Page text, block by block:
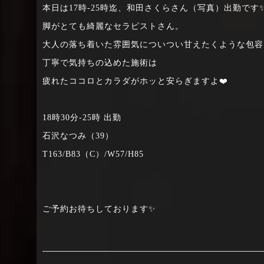
本日は17時-25時迄、和田さくらさん（写真）出勤です
脚がとても綺麗なセラピストさん。
大人の落ち着いた雰囲気についつい甘えたくような包
丁寧で気持ちの込めた施術は
疲れたココロとカラダがホッと安らぎますよ❤️
18時30分-25時 出勤
石沢なつみ（39）
T163/B83（C）/W57/H85
ご予約お待ちしております✨